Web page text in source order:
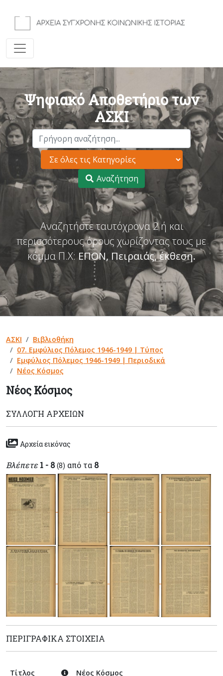
Ψηφιακό Αποθετήριο των
ΑΣΚΙ
Αναζήτηση
Αναζητήστε ταυτόχρονα 2 ή και
περισσότερους όρους χωρίζοντας τους με
κόμμα Π.Χ: ΕΠΟΝ, Πειραιάς, έκθεση.
ΑΣΚΙ
Βιβλιοθήκη
07. Εμφύλιος Πόλεμος 1946-1949 | Τύπος
Εμφύλιος Πόλεμος 1946-1949 | Περιοδικά
Νέος Κόσμος
Νέος Κόσμος
ΣΥΛΛΟΓΉ ΑΡΧΕΊΩΝ
Αρχεία εικόνας
Βλέπετε 1 - 8 (8) από τα 8
ΠΕΡΙΓΡΑΦΙΚΆ ΣΤΟΙΧΕΊΑ
Τίτλος
Νέος Κόσμος